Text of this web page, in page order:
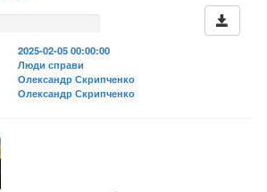
2025-02-05 00:00:00
Люди справи
Олександр Скрипченко
Олександр Скрипченко